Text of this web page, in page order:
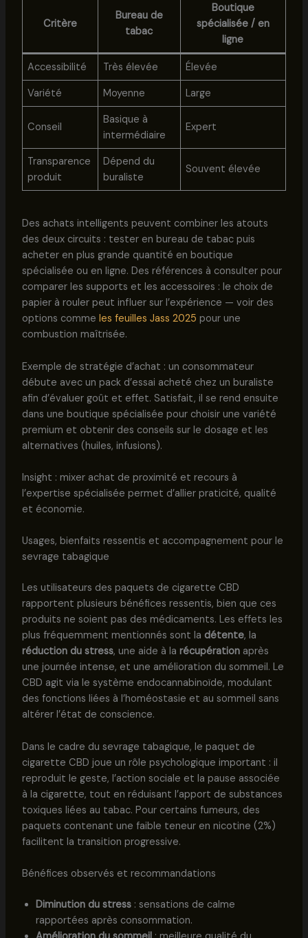
Critère
Bureau de
tabac
Boutique
spécialisée / en
ligne
Accessibilité Très élevée
Élevée
Variété
Moyenne Large
Conseil
Basique à
intermédiaire
Expert
Transparence
produit
Dépend du
buraliste
Souvent élevée
Des achats intelligents peuvent combiner les atouts
des deux circuits : tester en bureau de tabac puis
acheter en plus grande quantité en boutique
spécialisée ou en ligne. Des références à consulter pour
comparer les supports et les accessoires : le choix de
papier à rouler peut influer sur l’expérience — voir des
options comme les feuilles Jass 2025 pour une
combustion maîtrisée.
Exemple de stratégie d’achat : un consommateur
débute avec un pack d’essai acheté chez un buraliste
afin d’évaluer goût et effet. Satisfait, il se rend ensuite
dans une boutique spécialisée pour choisir une variété
premium et obtenir des conseils sur le dosage et les
alternatives (huiles, infusions).
Insight : mixer achat de proximité et recours à
l’expertise spécialisée permet d’allier praticité, qualité
et économie.
Usages, bienfaits ressentis et accompagnement pour le
sevrage tabagique
Les utilisateurs des paquets de cigarette CBD
rapportent plusieurs bénéfices ressentis, bien que ces
produits ne soient pas des médicaments. Les effets les
plus fréquemment mentionnés sont la détente, la
réduction du stress, une aide à la récupérationaprès
une journée intense, et une amélioration du sommeil. Le
CBD agit via le système endocannabinoïde, modulant
des fonctions liées à l’homéostasie et au sommeil sans
altérer l’état de conscience.
Dans le cadre du sevrage tabagique, le paquet de
cigarette CBD joue un rôle psychologique important : il
reproduit le geste, l’action sociale et la pause associée
à la cigarette, tout en réduisant l’apport de substances
toxiques liées au tabac. Pour certains fumeurs, des
paquets contenant une faible teneur en nicotine (2%)
facilitent la transition progressive.
Bénéfices observés et recommandations
Diminution du stress: sensations de calme
rapportées après consommation.